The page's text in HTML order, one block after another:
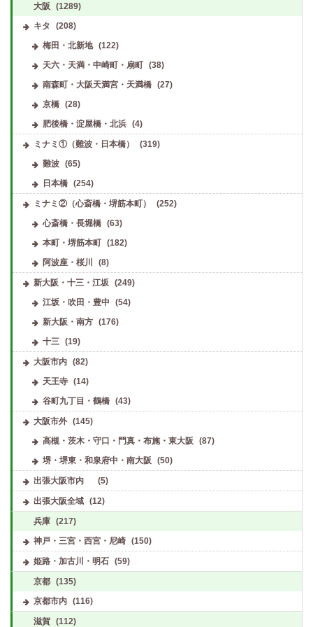
大阪
(1289)
キタ
(208)
梅田・北新地
(122)
天六・天満・中崎町・扇町
(38)
南森町・大阪天満宮・天満橋
(27)
京橋
(28)
肥後橋・淀屋橋・北浜
(4)
ミナミ①（難波・日本橋）
(319)
難波
(65)
日本橋
(254)
ミナミ②（心斎橋・堺筋本町）
(252)
心斎橋・長堀橋
(63)
本町・堺筋本町
(182)
阿波座・桜川
(8)
新大阪・十三・江坂
(249)
江坂・吹田・豊中
(54)
新大阪・南方
(176)
十三
(19)
大阪市内 (82)
天王寺
(14)
谷町九丁目・鶴橋
(43)
大阪市外 (145)
高槻・茨木・守口・門真・布施・東大阪
(87)
堺・堺東・和泉府中・南大阪
(50)
出張大阪市内 (5)
出張大阪全域 (12)
兵庫 (217)
神戸・三宮・西宮・尼崎 (150)
姫路・加古川・明石 (59)
京都 (135)
京都市内 (116)
滋賀 (112)